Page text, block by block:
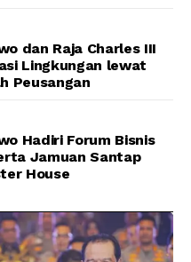
dan Raja Charles III
Lingkungan lewat
Peusangan
Hadiri Forum Bisnis
Jamuan Santap
House